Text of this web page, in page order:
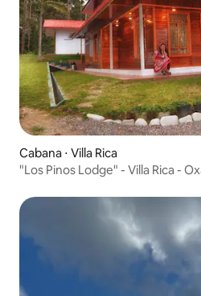
Cabana ⋅ Villa Rica
"Los Pinos Lodge" - Villa Rica -